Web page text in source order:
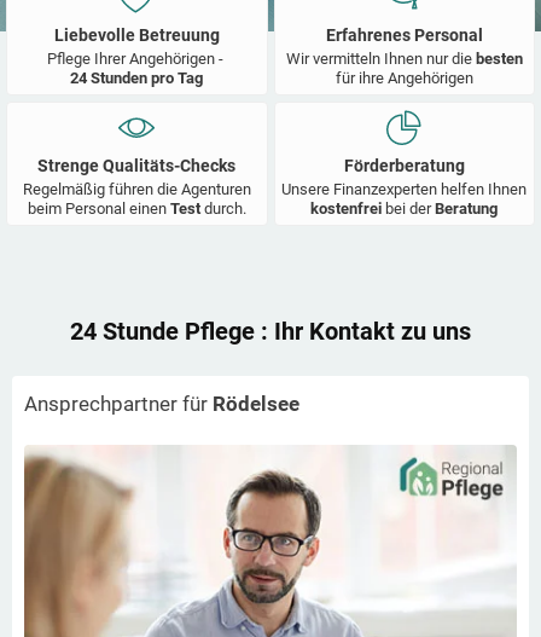
Liebevolle Betreuung
Pflege Ihrer Angehörigen -
24 Stunden pro Tag
Erfahrenes Personal
Wir vermitteln Ihnen nur die besten
für ihre Angehörigen
Strenge Qualitäts-Checks
Regelmäßig führen die Agenturen
beim Personal einen Test durch.
Förderberatung
Unsere Finanzexperten helfen Ihnen
kostenfrei bei derBeratung
24 Stunde Pflege : Ihr Kontakt zu uns
Ansprechpartner für Rödelsee